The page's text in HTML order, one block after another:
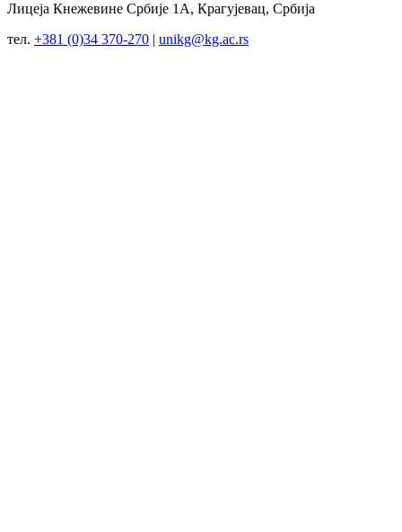
Лицеја Кнежевине Србије 1А, Крагујевац, Србија
тел. +381 (0)34 370-270 | unikg@kg.ac.rs